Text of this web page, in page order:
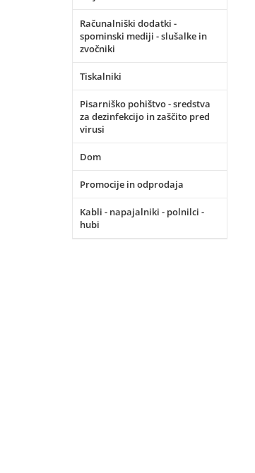
Računalniški dodatki -
spominski mediji - slušalke in
zvočniki
Tiskalniki
Pisarniško pohištvo - sredstva
za dezinfekcijo in zaščito pred
virusi
Dom
Promocije in odprodaja
Kabli - napajalniki - polnilci -
hubi